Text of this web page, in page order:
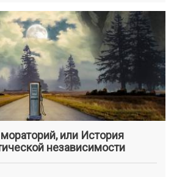
или История
независимости